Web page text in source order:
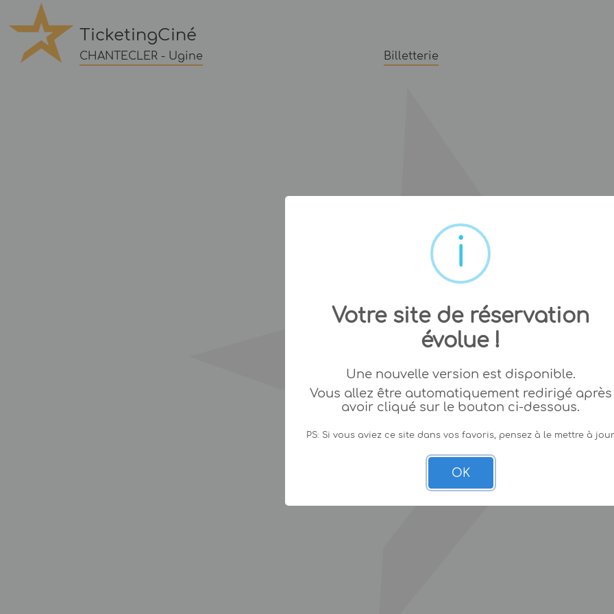
TicketingCiné
CHANTECLER - Ugine Billetterie
Votre site de réservation
évolue !
Une nouvelle version est disponible.
Vous allez être automatiquement redirigé après
avoir cliqué sur le bouton ci-dessous.
PS: Si vous aviez ce site dans vos favoris, pensez à le mettre à
OK